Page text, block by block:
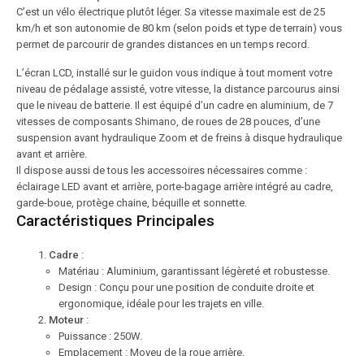
C’est un vélo électrique plutôt léger. Sa vitesse maximale est de 25
km/h et son autonomie de 80 km (selon poids et type de terrain) vous
permet de parcourir de grandes distances en un temps record.
L’écran LCD, installé sur le guidon vous indique à tout moment votre
niveau de pédalage assisté, votre vitesse, la distance parcourus ainsi
que le niveau de batterie. Il est équipé d’un cadre en aluminium, de 7
vitesses de composants Shimano, de roues de 28 pouces, d’une
suspension avant hydraulique Zoom et de freins à disque hydraulique
avant et arrière.
Il dispose aussi de tous les accessoires nécessaires comme :
éclairage LED avant et arrière, porte-bagage arrière intégré au cadre,
garde-boue, protège chaine, béquille et sonnette.
Caractéristiques Principales
Cadre :
Matériau : Aluminium, garantissant légèreté et robustesse.
Design : Conçu pour une position de conduite droite et
ergonomique, idéale pour les trajets en ville.
Moteur :
Puissance : 250W.
Emplacement : Moyeu de la roue arrière.